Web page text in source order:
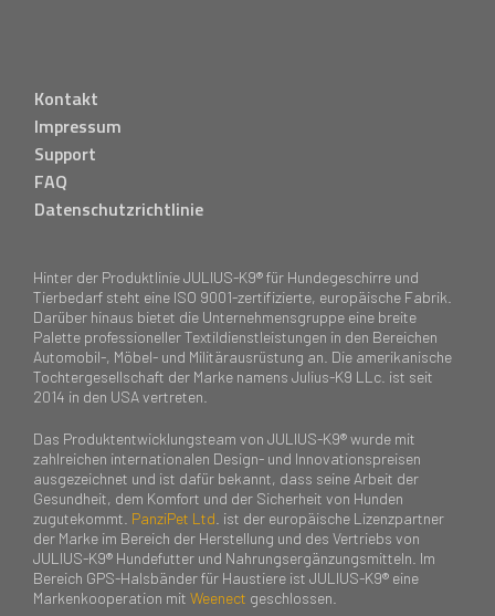
Kontakt
Impressum
Support
FAQ
Datenschutzrichtlinie
Hinter der Produktlinie JULIUS-K9® für Hundegeschirre und
Tierbedarf steht eine ISO 9001-zertifizierte, europäische Fabrik.
Darüber hinaus bietet die Unternehmensgruppe eine breite
Palette professioneller Textildienstleistungen in den Bereichen
Automobil-, Möbel- und Militärausrüstung an. Die amerikanische
Tochtergesellschaft der Marke namens Julius-K9 LLc. ist seit
2014 in den USA vertreten.
Das Produktentwicklungsteam von JULIUS-K9® wurde mit
zahlreichen internationalen Design- und Innovationspreisen
ausgezeichnet und ist dafür bekannt, dass seine Arbeit der
Gesundheit, dem Komfort und der Sicherheit von Hunden
zugutekommt. PanziPet Ltd . ist der europäische Lizenzpartner
der Marke im Bereich der Herstellung und des Vertriebs von
JULIUS-K9® Hundefutter und Nahrungsergänzungsmitteln. Im
Bereich GPS-Halsbänder für Haustiere ist JULIUS-K9® eine
Markenkooperation mit Weenect geschlossen.